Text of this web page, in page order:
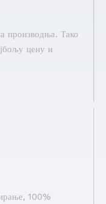
производња. Тако
цену и
100%